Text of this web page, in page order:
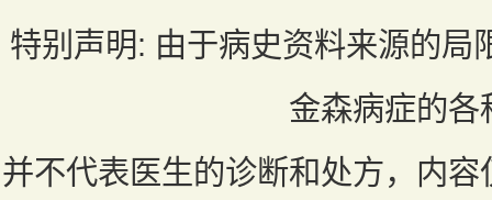
特别声明: 由于病史资料来源的局
金森病症的各
并不代表医生的诊断和处方，内